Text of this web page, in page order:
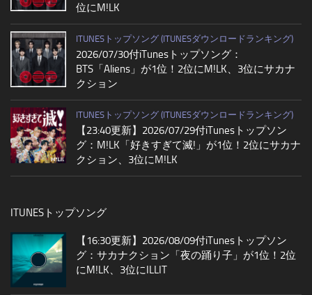
位にM!LK
ITUNESトップソング (ITUNESダウンロードランキング)
2026/07/30付iTunesトップソング：
BTS「Aliens」が1位！2位にM!LK、3位にサカナ
クション
ITUNESトップソング (ITUNESダウンロードランキング)
【23:40更新】2026/07/29付iTunesトップソン
グ：M!LK「好きすぎて滅!」が1位！2位にサカナ
クション、3位にM!LK
ITUNESトップソング
【16:30更新】2026/08/09付iTunesトップソン
グ：サカナクション「夜の踊り子」が1位！2位
にM!LK、3位にILLIT